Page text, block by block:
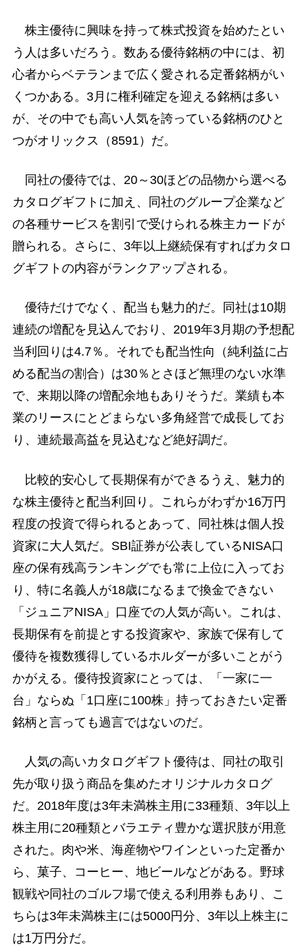
株主優待に興味を持って株式投資を始めたとい
う人は多いだろう。数ある優待銘柄の中には、初
心者からベテランまで広く愛される定番銘柄がい
くつかある。3月に権利確定を迎える銘柄は多い
が、その中でも高い人気を誇っている銘柄のひと
つがオリックス（8591）だ。
同社の優待では、20～30ほどの品物から選べる
カタログギフトに加え、同社のグループ企業など
の各種サービスを割引で受けられる株主カードが
贈られる。さらに、3年以上継続保有すればカタロ
グギフトの内容がランクアップされる。
優待だけでなく、配当も魅力的だ。同社は10期
連続の増配を見込んでおり、2019年3月期の予想配
当利回りは4.7％。それでも配当性向（純利益に占
める配当の割合）は30％とさほど無理のない水準
で、来期以降の増配余地もありそうだ。業績も本
業のリースにとどまらない多角経営で成長してお
り、連続最高益を見込むなど絶好調だ。
比較的安心して長期保有ができるうえ、魅力的
な株主優待と配当利回り。これらがわずか16万円
程度の投資で得られるとあって、同社株は個人投
資家に大人気だ。SBI証券が公表しているNISA口
座の保有残高ランキングでも常に上位に入ってお
り、特に名義人が18歳になるまで換金できない
「ジュニアNISA」口座での人気が高い。これは、
長期保有を前提とする投資家や、家族で保有して
優待を複数獲得しているホルダーが多いことがう
かがえる。優待投資家にとっては、「一家に一
台」ならぬ「1口座に100株」持っておきたい定番
銘柄と言っても過言ではないのだ。
人気の高いカタログギフト優待は、同社の取引
先が取り扱う商品を集めたオリジナルカタログ
だ。2018年度は3年未満株主用に33種類、3年以上
株主用に20種類とバラエティ豊かな選択肢が用意
された。肉や米、海産物やワインといった定番か
ら、菓子、コーヒー、地ビールなどがある。野球
観戦や同社のゴルフ場で使える利用券もあり、こ
ちらは3年未満株主には5000円分、3年以上株主に
は1万円分だ。